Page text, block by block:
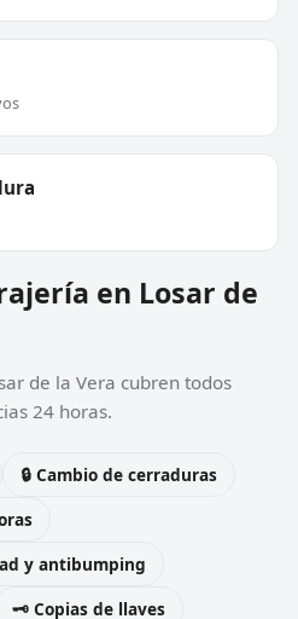
en Losar de
de la Vera cubren todos
24 horas.
🔒 Cambio de cerraduras
y antibumping
🗝️ Copias de llaves